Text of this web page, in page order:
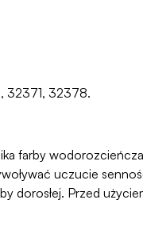
32371, 32378.
farby
uczucie
dorosłej. Przed